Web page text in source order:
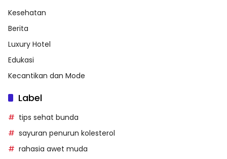
Kesehatan
Berita
Luxury Hotel
Edukasi
Kecantikan dan Mode
Label
tips sehat bunda
sayuran penurun kolesterol
rahasia awet muda